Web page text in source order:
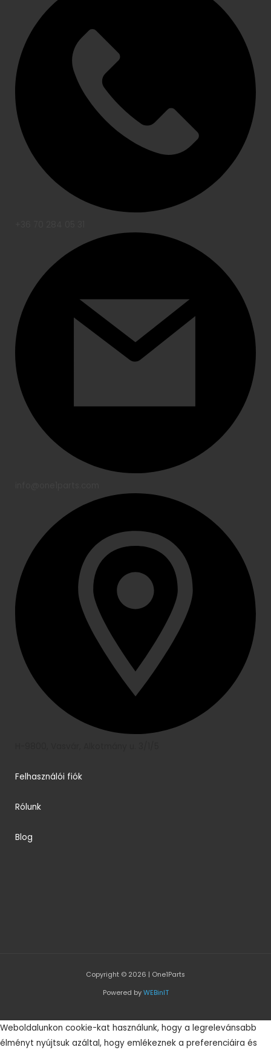
Felhasználói fiók
Rólunk
Blog
Copyright © 2026 | One1Parts
Powered by WEBinIT
Weboldalunkon cookie-kat használunk, hogy a legrelevánsabb
élményt nyújtsuk azáltal, hogy emlékeznek a preferenciáira és